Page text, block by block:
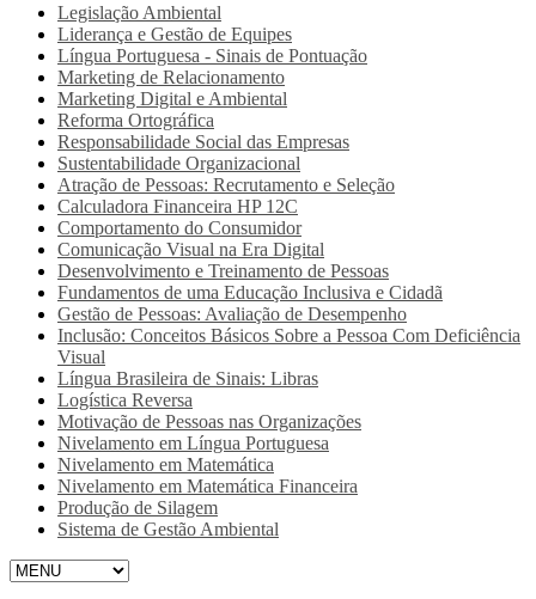
Legislação Ambiental
Liderança e Gestão de Equipes
Língua Portuguesa - Sinais de Pontuação
Marketing de Relacionamento
Marketing Digital e Ambiental
Reforma Ortográfica
Responsabilidade Social das Empresas
Sustentabilidade Organizacional
Atração de Pessoas: Recrutamento e Seleção
Calculadora Financeira HP 12C
Comportamento do Consumidor
Comunicação Visual na Era Digital
Desenvolvimento e Treinamento de Pessoas
Fundamentos de uma Educação Inclusiva e Cidadã
Gestão de Pessoas: Avaliação de Desempenho
Inclusão: Conceitos Básicos Sobre a Pessoa Com Deficiência
Visual
Língua Brasileira de Sinais: Libras
Logística Reversa
Motivação de Pessoas nas Organizações
Nivelamento em Língua Portuguesa
Nivelamento em Matemática
Nivelamento em Matemática Financeira
Produção de Silagem
Sistema de Gestão Ambiental